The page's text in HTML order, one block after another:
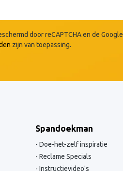
door reCAPTCHA en de Google
zijn van toepassing.
Spandoekman
Doe-het-zelf inspiratie
Reclame Specials
Instructievideo's